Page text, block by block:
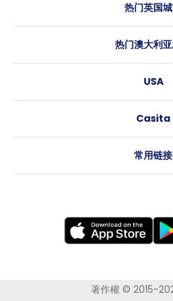
热门英国
伦敦
爱丁堡
利兹
考文垂
莱斯特
纽卡斯尔
热门澳大利
布里斯班
阿德莱德
USA
洛杉矶
Casita
常用链接
著作權 © 2015-